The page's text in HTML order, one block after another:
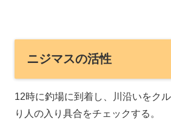
ニジマスの活性
12時に釣場に到着し、川沿いをク
り人の入り具合をチェックする。